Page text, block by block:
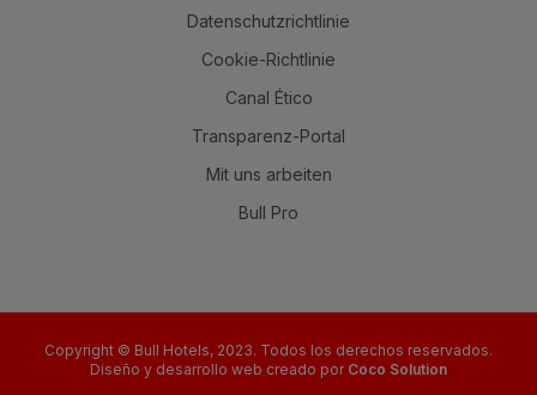
Buchen
Datenschutzrichtlinie
Cookie-Richtlinie
Canal Ético
Transparenz-Portal
Mit uns arbeiten
Bull Pro
Copyright © Bull Hotels, 2023. Todos los derechos reservados.
Diseño y desarrollo web creado por Coco Solution